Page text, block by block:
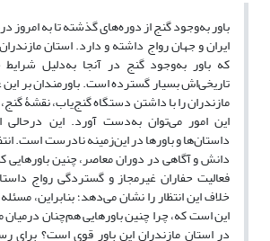
باور به‌وجود گنج از دوره‌های گذشته تا به امروز
ایران و جهان رواج داشته و دارد. استان
که باور به‌وجود گنج در آنجا به‌دلیل شرایط
تاریخی‌اش بسیار گسترده است. باورمندان بر
مازندران را با داشتن دستگاه گنج‌یاب، نقشۀ
این امور می‌توان به‌دست آورد. این
داستان‌ها و باورها در این‌زمینه نادرست است.
دانش و آگاهی در دوران معاصر، چنین
فعالیت حفاران غیرمجاز و گستردگی رواج
خلاف این انتظار را نشان می‌دهد؛ بنابراین،
این است که، چرا چنین باورهایی هم‌چنان
در استان مازندران این باور قوی است؟ برای